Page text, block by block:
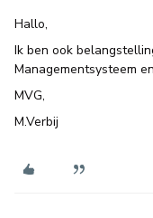
Hallo,
Ik ben ook
Managementsysteem
MVG,
M.Verbij